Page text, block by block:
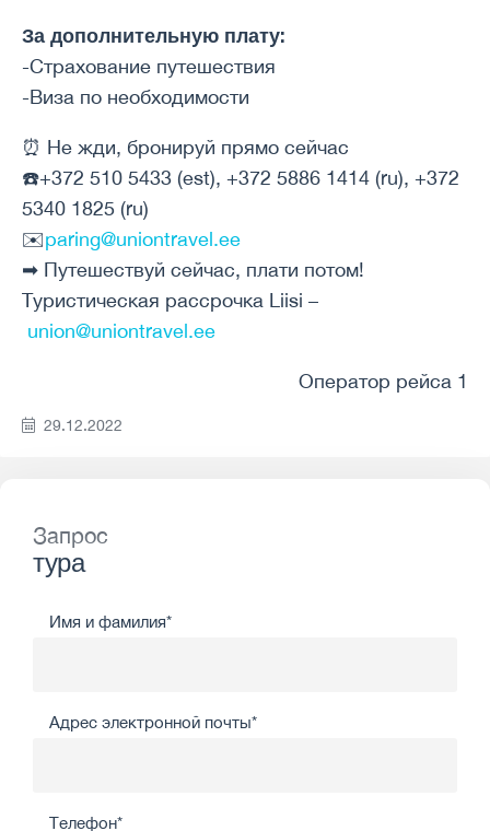
За дополнительную плату:
-Страхование путешествия
-Виза по необходимости
⏰ Не жди, бронируй прямо сейчас
☎️+372 510 5433 (est), +372 5886 1414 (ru), +372
5340 1825 (ru)
✉️paring@uniontravel.ee
➡ Путешествуй сейчас, плати потом!
Туристическая рассрочка Liisi –
union@uniontravel.ee
Оператор рейса 1
29.12.2022
Запрос
тура
Имя и фамилия*
Адрес электронной почты*
Телефон*